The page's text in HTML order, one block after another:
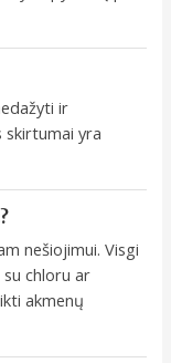
ir
skirtumai yra
nešiojimui. Visgi
chloru ar
akmenų